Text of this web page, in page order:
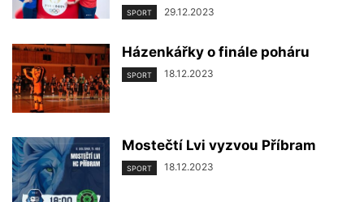
SPORT 29.12.2023
Házenkářky o finále poháru
SPORT 18.12.2023
Mostečtí Lvi vyzvou Příbram
SPORT 18.12.2023